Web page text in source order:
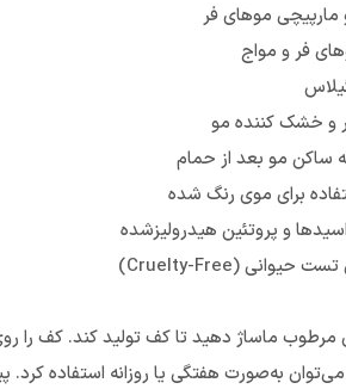
موهای فر
فر و مواج
و خشک کننده مو
ساکن مو بعد از حمام
برای موی رنگ شده
و پروتئین هیدرولیزشده
ماساژ دهید تا کف تولید کند. کف را
به‌صورت هفتگی یا روزانه استفاده